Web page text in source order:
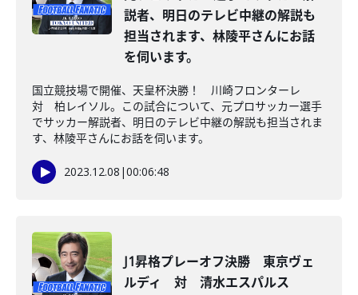
説者、明日のテレビ中継の解説も
担当されます、林陵平さんにお話
を伺います。
国立競技場で開催、天皇杯決勝！ 川崎フロンターレ
対 柏レイソル。この試合について、元プロサッカー選手
でサッカー解説者、明日のテレビ中継の解説も担当されま
す、林陵平さんにお話を伺います。
2023.12.08 |00:06:48
J1昇格プレーオフ決勝 東京ヴェ
ルディ 対 清水エスパルス